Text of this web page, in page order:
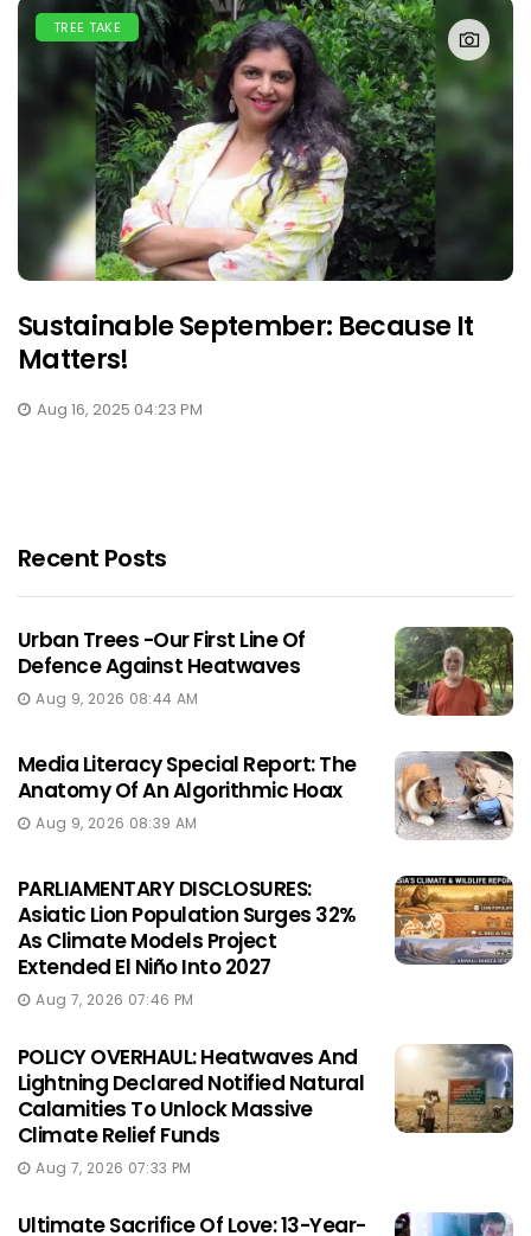
TREE TAKE
Sustainable September: Because It
Matters!
Aug 16, 2025 04:23 PM
Recent Posts
Urban Trees -Our First Line Of
Defence Against Heatwaves
Aug 9, 2026 08:44 AM
Media Literacy Special Report: The
Anatomy Of An Algorithmic Hoax
Aug 9, 2026 08:39 AM
PARLIAMENTARY DISCLOSURES:
Asiatic Lion Population Surges 32%
As Climate Models Project
Extended El Niño Into 2027
Aug 7, 2026 07:46 PM
POLICY OVERHAUL: Heatwaves And
Lightning Declared Notified Natural
Calamities To Unlock Massive
Climate Relief Funds
Aug 7, 2026 07:33 PM
Ultimate Sacrifice Of Love: 13-Year-